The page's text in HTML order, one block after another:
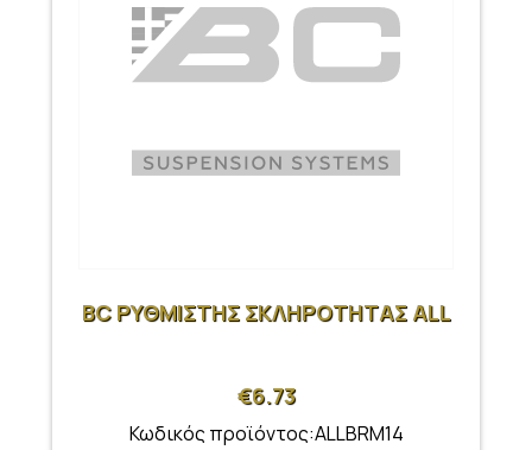
BC ΡΥΘΜΙΣΤΗΣ ΣΚΛΗΡΟΤΗΤΑΣ ALL
€6.73
Κωδικός προϊόντος:ALLBRM14